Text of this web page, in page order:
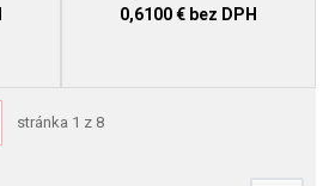
0,6100 € bez DPH
stránka 1 z 8